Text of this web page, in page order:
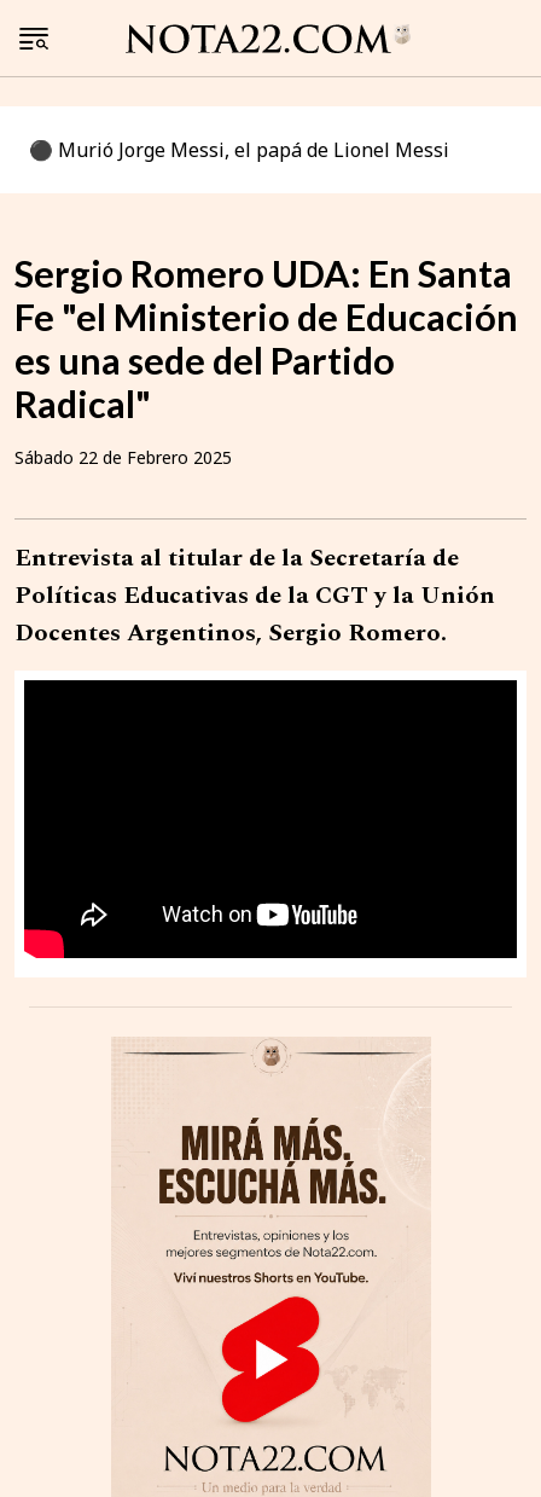
⚫️ Murió Jorge Messi, el papá de Lionel Messi
Sergio Romero UDA: En Santa
Fe "el Ministerio de Educación
es una sede del Partido
Radical"
Sábado 22 de Febrero 2025
Entrevista al titular de la Secretaría de
Políticas Educativas de la CGT y la Unión
Docentes Argentinos, Sergio Romero.